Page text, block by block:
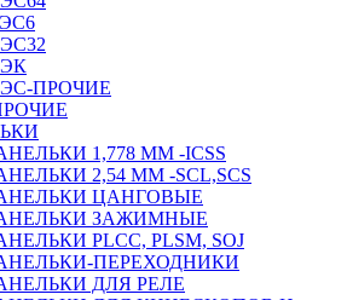
ПРОЧИЕ
1,778 ММ -ICSS
2,54 ММ -SCL,SCS
ЦАНГОВЫЕ
ЗАЖИМНЫЕ
PLCC, PLSM, SOJ
ПЕРЕХОДНИКИ
ДЛЯ РЕЛЕ